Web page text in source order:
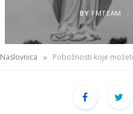
BY FMTEAM
Naslovnica »